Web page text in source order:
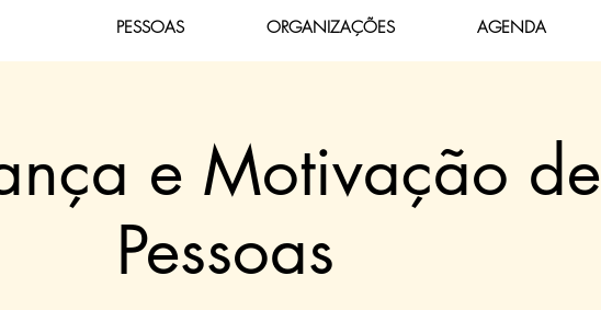
PESSOAS ORGANIZAÇÕES AGENDA
e Motivação de
Pessoas